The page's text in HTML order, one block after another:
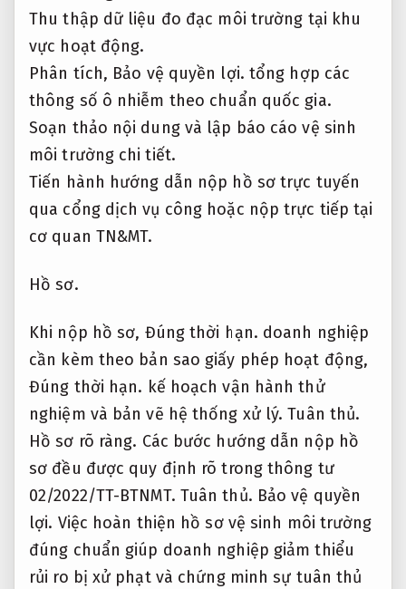
Thu thập dữ liệu đo đạc môi trường tại khu
vực hoạt động.
Phân tích, Bảo vệ quyền lợi. tổng hợp các
thông số ô nhiễm theo chuẩn quốc gia.
Soạn thảo nội dung và lập báo cáo vệ sinh
môi trường chi tiết.
Tiến hành hướng dẫn nộp hồ sơ trực tuyến
qua cổng dịch vụ công hoặc nộp trực tiếp tại
cơ quan TN&MT.
Hồ sơ.
Khi nộp hồ sơ, Đúng thời hạn. doanh nghiệp
cần kèm theo bản sao giấy phép hoạt động,
Đúng thời hạn. kế hoạch vận hành thử
nghiệm và bản vẽ hệ thống xử lý.Tuân thủ.
Hồ sơ rõ ràng. Các bước hướng dẫn nộp hồ
sơ đều được quy định rõ trong thông tư
02/2022/TT-BTNMT. Tuân thủ. Bảo vệ quyền
lợi. Việc hoàn thiện hồ sơ vệ sinh môi trường
đúng chuẩn giúp doanh nghiệp giảm thiểu
rủi ro bị xử phạt và chứng minh sự tuân thủ